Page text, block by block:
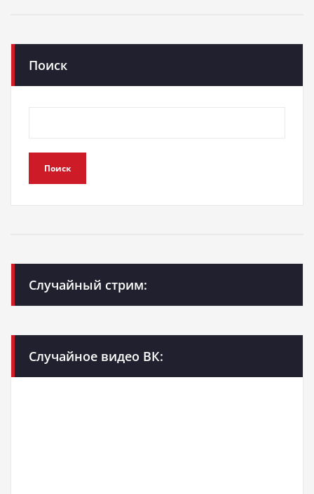
Поиск
Поиск
Случайный стрим:
Случайное видео ВК: